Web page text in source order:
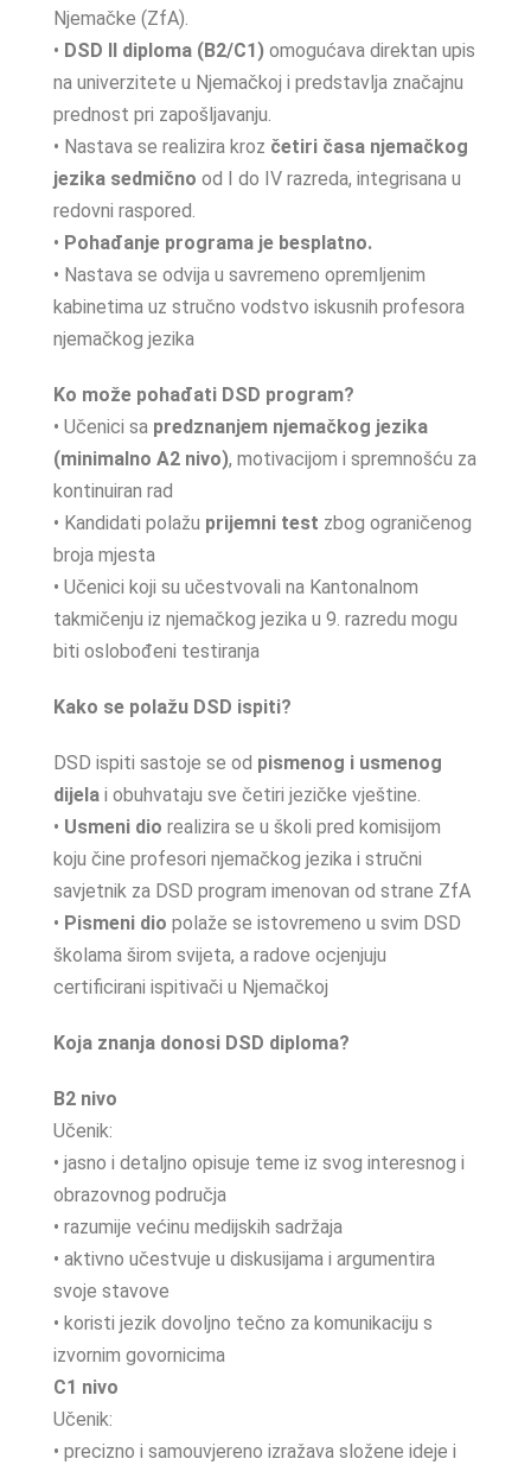
Njemačke (ZfA).
• DSD II diploma (B2/C1) omogućava direktan upis
na univerzitete u Njemačkoj i predstavlja značajnu
prednost pri zapošljavanju.
• Nastava se realizira kroz četiri časa njemačkog
jezika sedmično od I do IV razreda, integrisana u
redovni raspored.
• Pohađanje programa je besplatno.
• Nastava se odvija u savremeno opremljenim
kabinetima uz stručno vodstvo iskusnih profesora
njemačkog jezika
Ko može pohađati DSD program?
• Učenici sa predznanjem njemačkog jezika
(minimalno A2 nivo), motivacijom i spremnošću za
kontinuiran rad
• Kandidati polažu prijemni test zbog ograničenog
broja mjesta
• Učenici koji su učestvovali na Kantonalnom
takmičenju iz njemačkog jezika u 9. razredu mogu
biti oslobođeni testiranja
Kako se polažu DSD ispiti?
DSD ispiti sastoje se od pismenog i usmenog
dijela i obuhvataju sve četiri jezičke vještine.
• Usmeni dio realizira se u školi pred komisijom
koju čine profesori njemačkog jezika i stručni
savjetnik za DSD program imenovan od strane ZfA
• Pismeni dio polaže se istovremeno u svim DSD
školama širom svijeta, a radove ocjenjuju
certificirani ispitivači u Njemačkoj
Koja znanja donosi DSD diploma?
B2 nivo
Učenik:
• jasno i detaljno opisuje teme iz svog interesnog i
obrazovnog područja
• razumije većinu medijskih sadržaja
• aktivno učestvuje u diskusijama i argumentira
svoje stavove
• koristi jezik dovoljno tečno za komunikaciju s
izvornim govornicima
C1 nivo
Učenik:
• precizno i samouvjereno izražava složene ideje i